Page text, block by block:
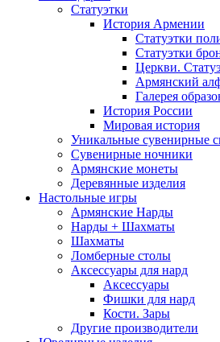
Статуэтки
История Армении
Статуэтки
Статуэтки
Церкви.
Армянский
Галерея
История России
Мировая история
Уникальные сувенирные
Сувенирные ночники
Армянские монеты
Деревянные изделия
Настольные игры
Армянские Нарды
Нарды + Шахматы
Шахматы
Ломберные столы
Аксессуары для нард
Аксессуары
Фишки для нард
Кости. Зары
Другие производители